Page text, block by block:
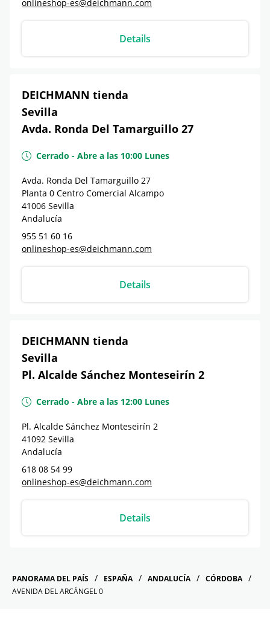
onlineshop-es@deichmann.com
Details
DEICHMANN tienda
Sevilla
Avda. Ronda Del Tamarguillo 27
Cerrado - Abre a las 10:00 Lunes
Avda. Ronda Del Tamarguillo 27
Planta 0 Centro Comercial Alcampo
41006 Sevilla
Andalucía
955 51 60 16
onlineshop-es@deichmann.com
Details
DEICHMANN tienda
Sevilla
Pl. Alcalde Sánchez Monteseirín 2
Cerrado - Abre a las 12:00 Lunes
Pl. Alcalde Sánchez Monteseirín 2
41092 Sevilla
Andalucía
618 08 54 99
onlineshop-es@deichmann.com
Details
PANORAMA DEL PAÍS ESPAÑA ANDALUCÍA
CÓRDOBA
AVENIDA DEL ARCÁNGEL 0